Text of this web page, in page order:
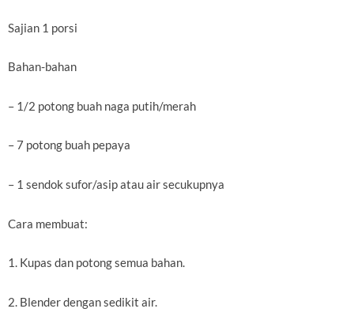
Sajian 1 porsi
Bahan-bahan
– 1/2 potong buah naga putih/merah
– 7 potong buah pepaya
– 1 sendok sufor/asip atau air secukupnya
Cara membuat:
1. Kupas dan potong semua bahan.
2. Blender dengan sedikit air.